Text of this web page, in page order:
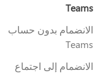
Teams
الانضمام بدون حساب
Teams
الانضمام إلى اجتماع